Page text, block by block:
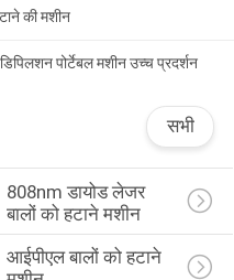
की मशीन
पोर्टेबल मशीन उच्च प्रदर्शन
सभी
808nm डायोड लेजर
बालों को हटाने मशीन
आईपीएल बालों को हटाने